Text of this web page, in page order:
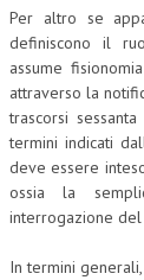
PERSONA
DIRITTO
DIRITTO
DIRITTO
DIRITTO
Per altro se
definiscono il
assume
attraverso la
trascorsi
termini indicati
deve essere
ossia la
interrogazione del
In termini